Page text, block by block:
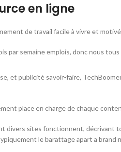
en ligne
de travail facile à vivre et
semaine emplois, donc nous tous
et publicité savoir-faire,
place en charge de chaque
divers sites fonctionnent, décrivant
le barattage apart a brand